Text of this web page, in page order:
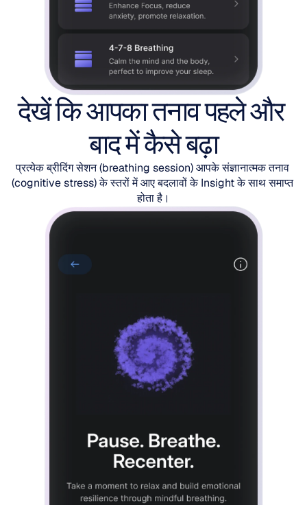
देखें कि आपका तनाव पहले और
बाद में कैसे बढ़ा
प्रत्येक ब्रीदिंग सेशन (breathing session) आपके संज्ञानात्मक तनाव
(cognitive stress) के स्तरों में आए बदलावों के Insight के साथ समाप्त
होता है।